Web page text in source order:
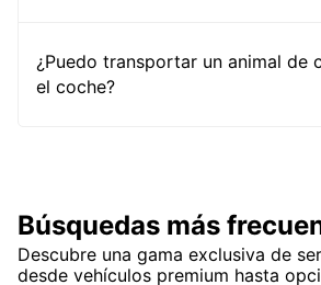
¿Puedo transportar un animal de
el coche?
Búsquedas más
Descubre una gama exclusiva de
desde vehículos premium hasta